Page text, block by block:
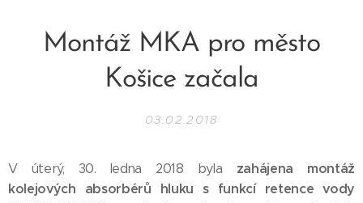
Montáž MKA pro město
Košice začala
03.02.2018
V úterý, 30. ledna 2018 byla zahájena montáž
kolejových absorbérů hluku s funkcí retence vody